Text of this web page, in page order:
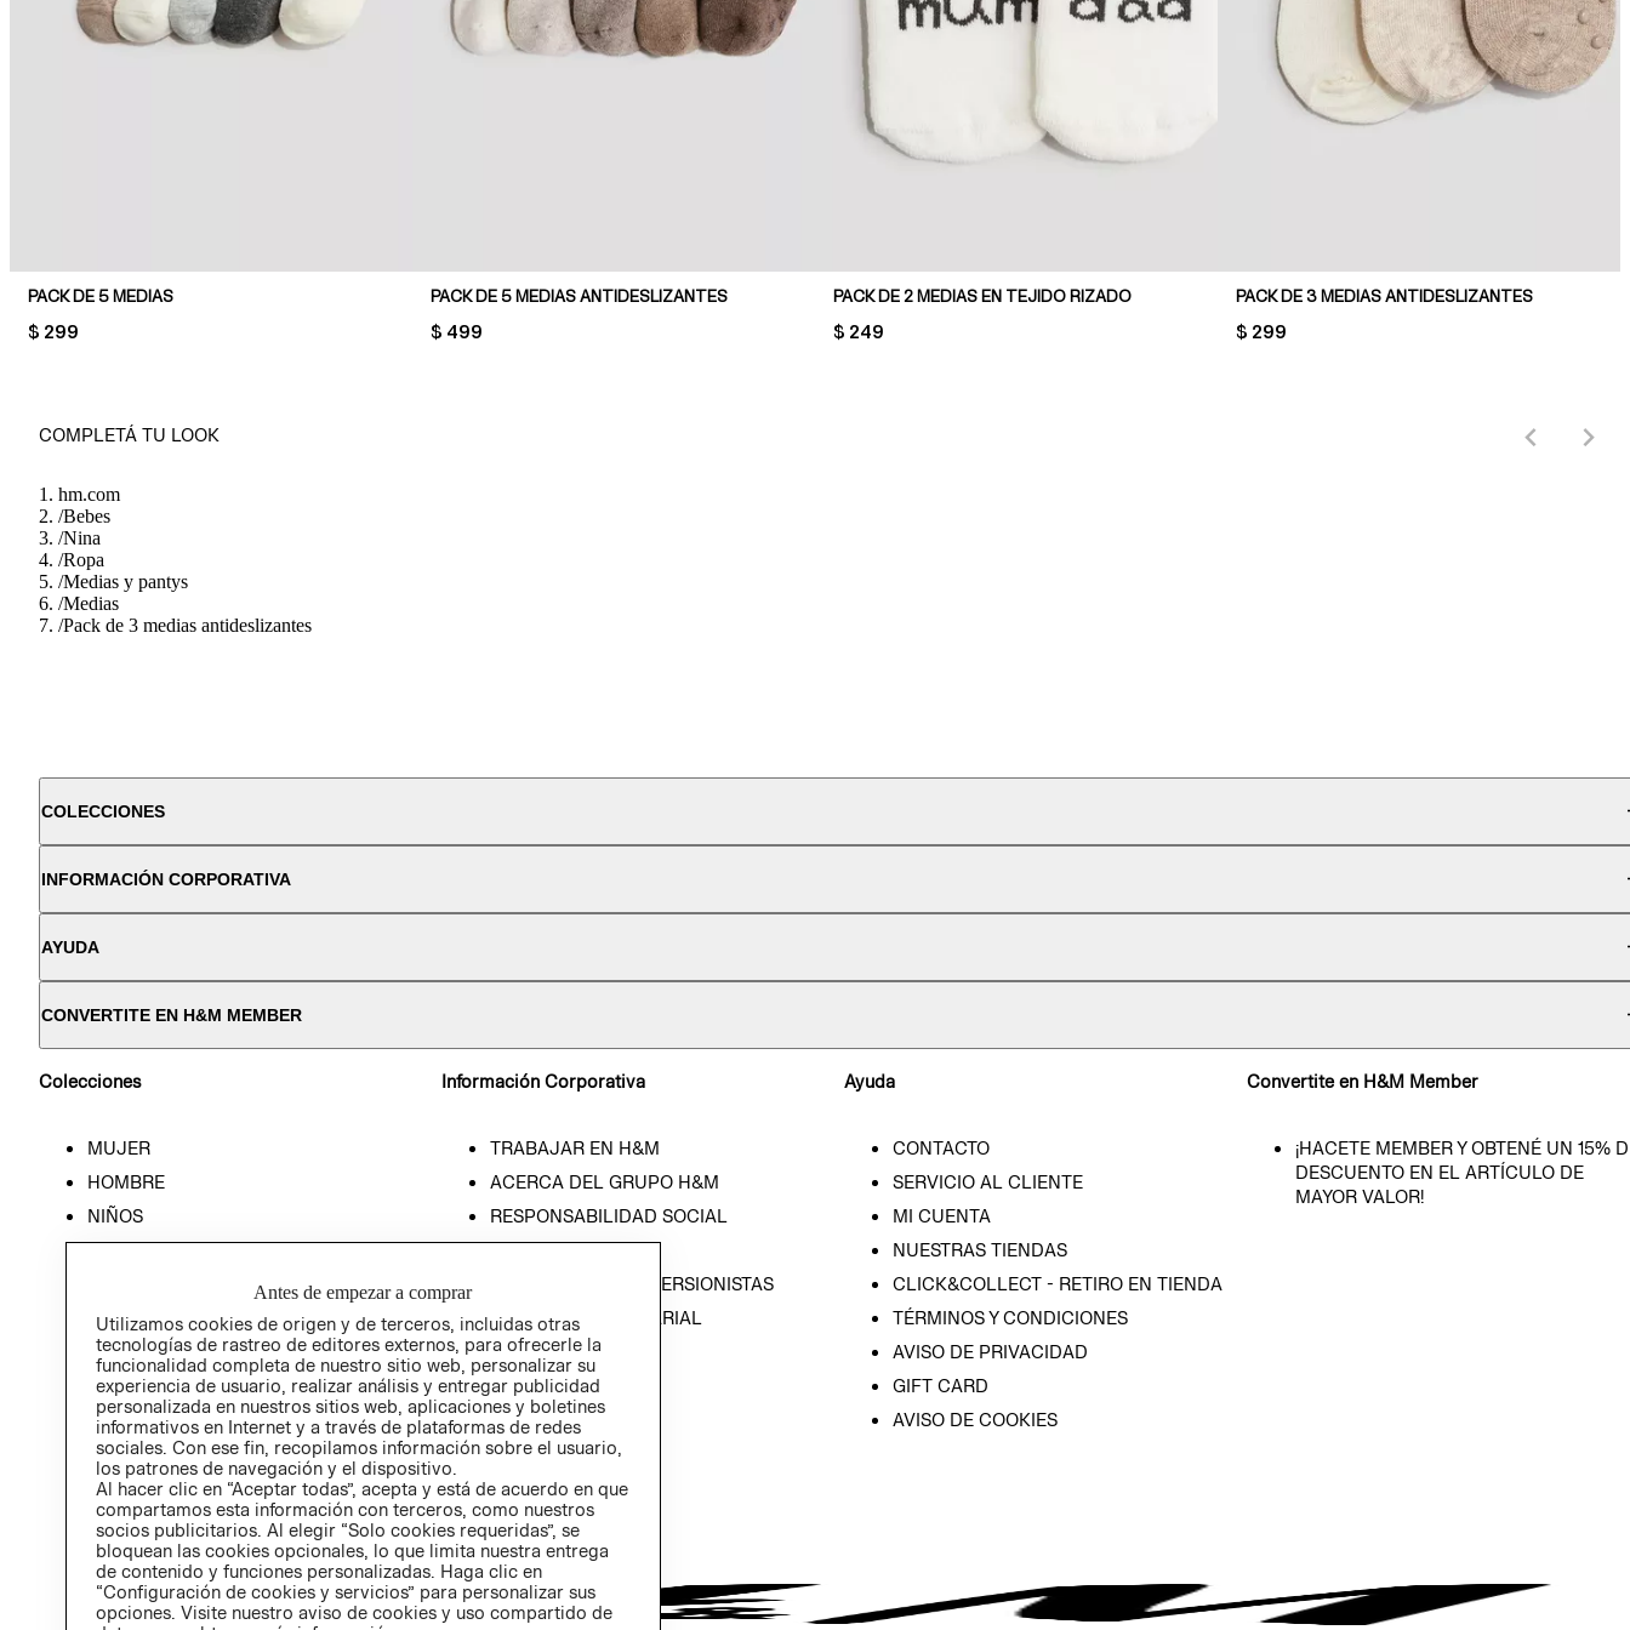
PACK DE 5 MEDIAS
PRICE:
$ 299
PACK DE 5 MEDIAS ANTIDESLIZANTES
PRICE:
$ 499
PACK DE 2 MEDIAS EN TEJIDO RIZADO
PRICE:
$ 249
PACK DE 3 MEDIAS ANTIDESLIZANTES
PRICE:
$ 299
COMPLETÁ TU LOOK
hm.com
/Bebes
/Nina
/Ropa
/Medias y pantys
/Medias
/Pack de 3 medias antideslizantes
COLECCIONES
INFORMACIÓN CORPORATIVA
AYUDA
CONVERTITE EN H&M MEMBER
Colecciones
MUJER
HOMBRE
NIÑOS
HOME
Información Corporativa
TRABAJAR EN H&M
ACERCA DEL GRUPO H&M
RESPONSABILIDAD SOCIAL
PRENSA
RELACIÓN CON INVERSIONISTAS
POLÍTICA EMPRESARIAL
Ayuda
CONTACTO
SERVICIO AL CLIENTE
MI CUENTA
NUESTRAS TIENDAS
CLICK&COLLECT - RETIRO EN TIENDA
TÉRMINOS Y CONDICIONES
AVISO DE PRIVACIDAD
GIFT CARD
AVISO DE COOKIES
Convertite en H&M Member
¡HACETE MEMBER Y OBTENÉ UN 15%
DESCUENTO EN EL ARTÍCULO DE
MAYOR VALOR!
Antes de empezar a comprar
Utilizamos cookies de origen y de terceros, incluidas otras
tecnologías de rastreo de editores externos, para ofrecerle la
funcionalidad completa de nuestro sitio web, personalizar su
experiencia de usuario, realizar análisis y entregar publicidad
personalizada en nuestros sitios web, aplicaciones y boletines
informativos en Internet y a través de plataformas de redes
sociales. Con ese fin, recopilamos información sobre el usuario,
los patrones de navegación y el dispositivo.
Al hacer clic en “Aceptar todas”, acepta y está de acuerdo en que
compartamos esta información con terceros, como nuestros
socios publicitarios. Al elegir “Solo cookies requeridas”, se
bloquean las cookies opcionales, lo que limita nuestra entrega
de contenido y funciones personalizadas. Haga clic en
“Configuración de cookies y servicios” para personalizar sus
opciones. Visite nuestro aviso de cookies y uso compartido de